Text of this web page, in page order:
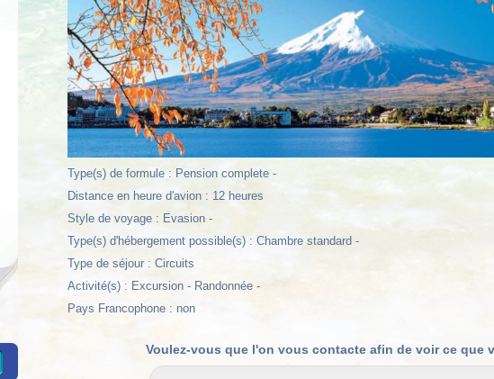
Découvrez nos offres "adults only"
Type(s) de formule : Pension complete -
Distance en heure d'avion : 12 heures
Style de voyage : Evasion -
Type(s) d'hébergement possible(s) : Chambre standard -
Type de séjour : Circuits
Activité(s) : Excursion - Randonnée -
Pays Francophone : non
Voulez-vous que l'on vous contacte afin de voir ce que